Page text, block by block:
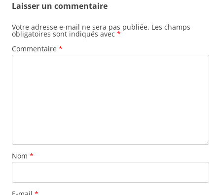
Laisser un commentaire
Votre adresse e-mail ne sera pas publiée. Les champs
obligatoires sont indiqués avec *
Commentaire *
Nom *